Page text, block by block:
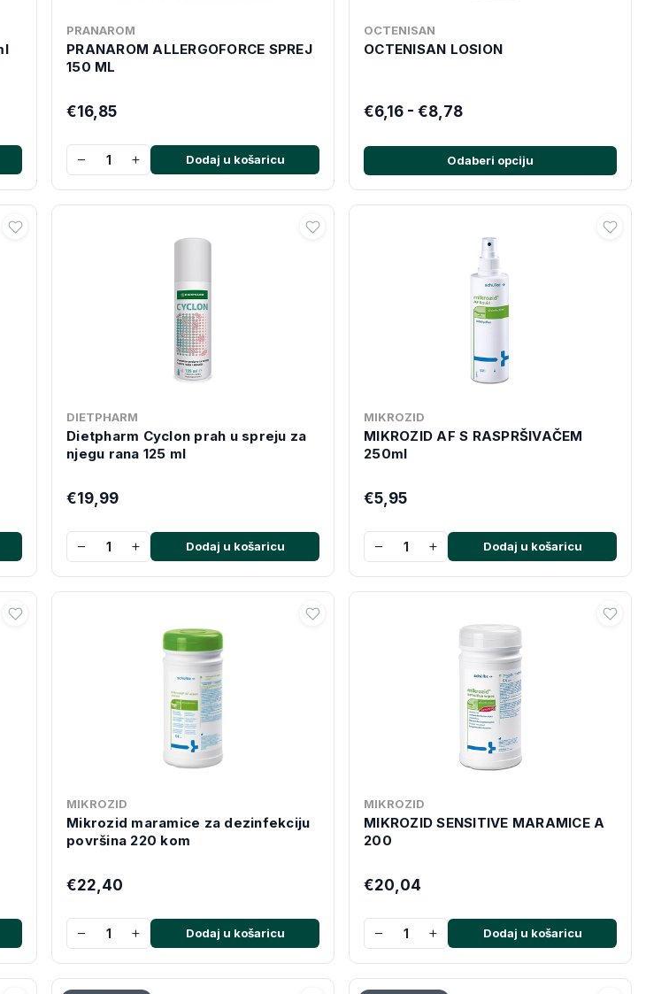
PRANAROM
PRANAROM ALLERGOFORCE SPREJ
150 ML
€16,85
− + Dodaj u košaricu
OCTENISAN
OCTENISAN LOSION
€6,16 - €8,78
Odaberi opciju
DIETPHARM
Dietpharm Cyclon prah u spreju za
njegu rana 125 ml
€19,99
− + Dodaj u košaricu
MIKROZID
MIKROZID AF S RASPRŠIVAČEM
250ml
€5,95
− + Dodaj u košaricu
MIKROZID
Mikrozid maramice za dezinfekciju
površina 220 kom
€22,40
− + Dodaj u košaricu
MIKROZID
MIKROZID SENSITIVE MARAMICE A
200
€20,04
− + Dodaj u košaricu